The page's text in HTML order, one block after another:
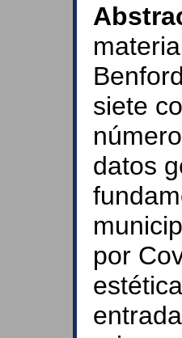
siete
datos
por